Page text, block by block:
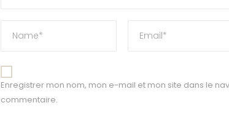
Enregistrer mon nom, mon e-mail et mon site dans le
commentaire.